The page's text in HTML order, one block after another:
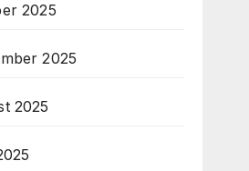
2025
2025
2025